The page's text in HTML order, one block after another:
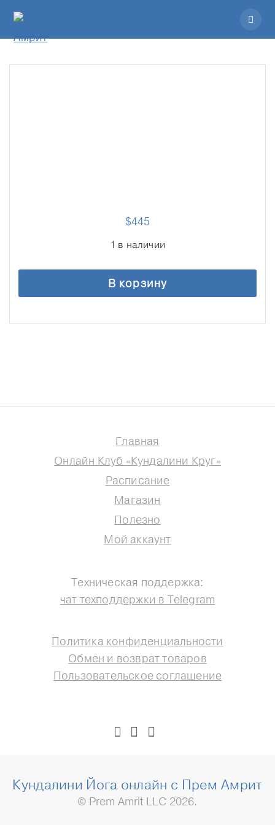
$445
1 в наличии
В корзину
Главная
Онлайн Клуб «Кундалини Круг»
Расписание
Магазин
Полезно
Мой аккаунт
Техническая поддержка:
чат техподдержки в Telegram
Политика конфиденциальности
Обмен и возврат товаров
Пользовательское соглашение
Кундалини Йога онлайн с Прем Амрит
© Prem Amrit LLC 2026.